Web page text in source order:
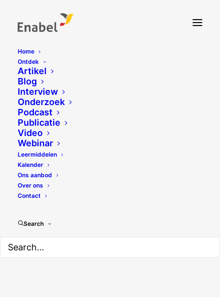
Home
Ontdek
Artikel
Blog
Interview
Onderzoek
Podcast
Publicatie
Video
Webinar
Leermiddelen
Kalender
Ons aanbod
Over ons
Contact
Search
Notre Congo - Onze Kongo :
la propagande coloniale